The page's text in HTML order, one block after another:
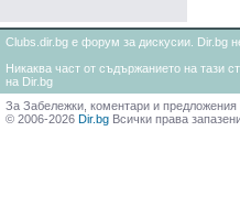
Clubs.dir.bg е форум за дискусии. Dir.bg
Никаква част от съдържанието на тази
на Dir.bg
За Забележки, коментари и
© 2006-2026 Dir.bg Всички права